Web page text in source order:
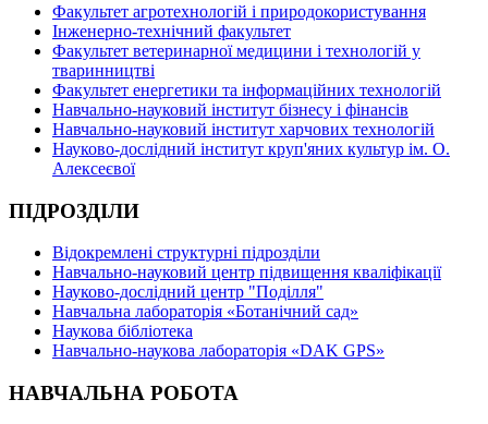
Факультет агротехнологій і природокористування
Інженерно-технічний факультет
Факультет ветеринарної медицини і технологій у
тваринництві
Факультет енергетики та інформаційних технологій
Навчально-науковий інститут бізнесу і фінансів
Навчально-науковий інститут харчових технологій
Науково-дослідний інститут круп'яних культур ім. О.
Алексеєвої
ПІДРОЗДІЛИ
Відокремлені структурні підрозділи
Навчально-науковий центр підвищення кваліфікації
Науково-дослідний центр "Поділля"
Навчальна лабораторія «Ботанічний сад»
Наукова бібліотека
Навчально-наукова лабораторія «DAK GPS»
НАВЧАЛЬНА РОБОТА